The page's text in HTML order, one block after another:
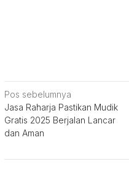
Navigasi
pos
Pos sebelumnya
Jasa Raharja Pastikan Mudik
Gratis 2025 Berjalan Lancar
dan Aman